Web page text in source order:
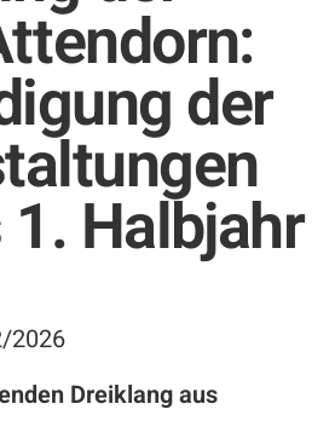
der
Halbjahr
2026
Dreiklang aus